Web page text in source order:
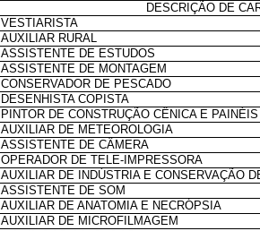
DESCRIÇÃO DE
VESTIARISTA
AUXILIAR RURAL
ASSISTENTE DE ESTUDOS
ASSISTENTE DE MONTAGEM
CONSERVADOR DE PESCADO
DESENHISTA COPISTA
PINTOR DE CONSTRUÇÃO CÊNICA E PAINÉIS
AUXILIAR DE METEOROLOGIA
ASSISTENTE DE CÂMERA
OPERADOR DE TELE-IMPRESSORA
AUXILIAR DE INDÚSTRIA E CONSERVAÇÃO
ASSISTENTE DE SOM
AUXILIAR DE ANATOMIA E NECRÓPSIA
AUXILIAR DE MICROFILMAGEM